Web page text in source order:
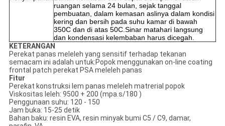
ruangan selama 24 bulan, sejak tanggal
pembuatan, dalam kemasan aslinya dalam kondisi
kering dan bersih pada suhu kamar di bawah
350C dan di atas 50C.Sinar matahari langsung
dan kondensasi kelembaban harus dicegah.
KETERANGAN
Perekat panas meleleh yang sensitif terhadap tekanan
semacam ini adalah untuk:Popok menggunakan on-line coating
frontal patch perekat PSA meleleh panas
Fitur
Perekat konstruksi lem panas meleleh matrerial popok
Viskositas leleh: 9500 + 200 (mpa.s/180 )
Penggunaan suhu: 120 - 150
Jam buka: 15-25 detik
Bahan baku: resin EVA, resin minyak bumi C5 / C9, damar,